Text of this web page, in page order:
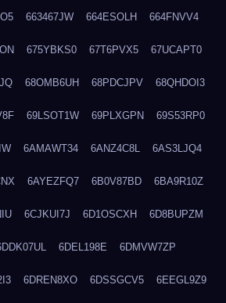
663467JW 664ESOLH 664FNVV4
675YBKS0 67T6PVX5 67UCAPT0
68OMB6UH 68PDCJPV 68QHDOI3
69LSOT1W 69PLXGPN 69S53RP0
6AMAWT34 6ANZ4C8L 6AS3LJQ4
6AYEZFQ7 6B0V87BD 6BA9R10Z
6CJKUI7J 6D1OSCXH 6D8BUPZM
6DEL198E 6DMVW7ZP
6DREN8XO 6DSSGCV5 6EEGL9Z9